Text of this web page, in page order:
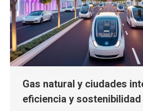
Gas natural y ciudades
eficiencia y sostenibilidad